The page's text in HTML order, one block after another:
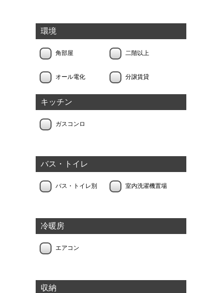
環境
角部屋 二階以上
オール電化 分譲賃貸
キッチン
ガスコンロ
バス・トイレ
バス・トイレ別 室内洗濯機置場
冷暖房
エアコン
収納